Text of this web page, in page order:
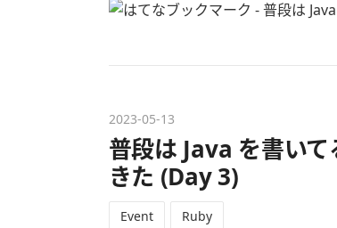
2023-05-13
普段は Java を書い
きた (Day 3)
Event Ruby